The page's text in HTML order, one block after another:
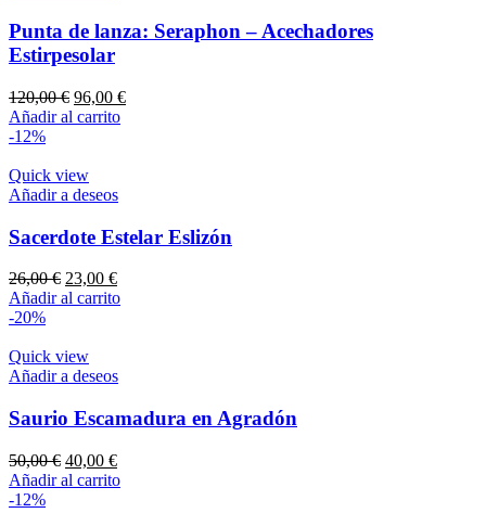
Punta de lanza: Seraphon – Acechadores
Estirpesolar
120,00€ El
precio
120,00 €.
96,00 €El
Añadir al carrito
-12%
Quick view
Añadir a deseos
Sacerdote Estelar Eslizón
26,00€ El
precio
26,00 €.
23,00 €El
precio
Añadir al carrito
-20%
Quick view
Añadir a deseos
Saurio Escamadura en Agradón
50,00€ El
precio
40,00 €El
precio
Añadir al carrito
-12%